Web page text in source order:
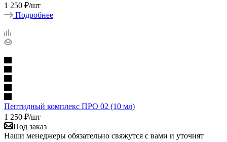
1 250 ₽/шт
Подробнее
Пептидный комплекс ПРО 02 (10 мл)
1 250 ₽/шт
Под заказ
Наши менеджеры обязательно свяжутся с вами и уточнят